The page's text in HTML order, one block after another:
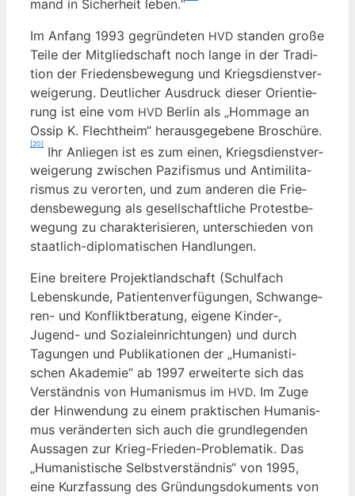
mand in Sicher­heit leben.“
Im Anfang 1993 gegrün­de­ten HVD stan­den gro­ße
Tei­le der Mit­glied­schaft noch lan­ge in der Tra­di­
ti­on der Frie­dens­be­we­gung und Kriegs­dienst­ver­
wei­ge­rung. Deut­li­cher Aus­druck die­ser Ori­en­tie­
rung ist eine vom HVD Ber­lin als „Hom­mage an
Ossip K. Flecht­heim“ her­aus­ge­ge­be­ne Bro­schü­re.
[20]
Ihr Anlie­gen ist es zum einen, Kriegs­dienst­ver­
wei­ge­rung zwi­schen Pazi­fis­mus und Anti­mi­li­ta­
ris­mus zu ver­or­ten, und zum ande­ren die Frie­
dens­be­we­gung als gesell­schaft­li­che Pro­test­be­
we­gung zu cha­rak­te­ri­sie­ren, unter­schie­den von
staat­lich-diplo­ma­ti­schen Handlungen.
Eine brei­te­re Pro­jekt­land­schaft (Schul­fach
Lebens­kun­de, Pati­en­ten­ver­fü­gun­gen, Schwan­ge­
ren- und Kon­flikt­be­ra­tung, eige­ne Kinder‑,
Jugend- und Sozi­al­ein­rich­tun­gen) und durch
Tagun­gen und Publi­ka­tio­nen der „Huma­nis­ti­
schen Aka­de­mie“ ab 1997 erwei­ter­te sich das
Ver­ständ­nis von Huma­nis­mus im HVD. Im Zuge
der Hin­wen­dung zu einem prak­ti­schen Huma­nis­
mus ver­än­der­ten sich auch die grund­le­gen­den
Aus­sa­gen zur Krieg-Frie­den-Pro­ble­ma­tik. Das
„Huma­nis­ti­sche Selbst­ver­ständ­nis“ von 1995,
eine Kurz­fas­sung des Grün­dungs­do­ku­ments von